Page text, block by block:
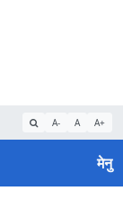
A- A A+
मेनु